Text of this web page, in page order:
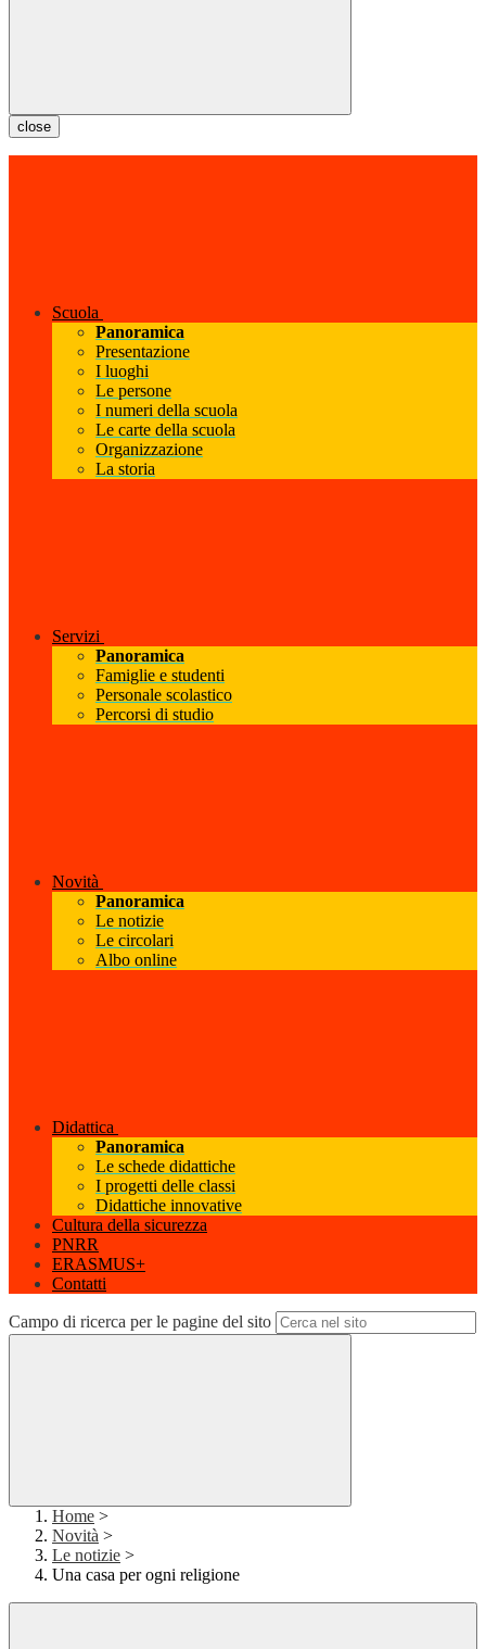
close
Scuola
Panoramica
Presentazione
I luoghi
Le persone
I numeri della scuola
Le carte della scuola
Organizzazione
La storia
Servizi
Panoramica
Famiglie e studenti
Personale scolastico
Percorsi di studio
Novità
Panoramica
Le notizie
Le circolari
Albo online
Didattica
Panoramica
Le schede didattiche
I progetti delle classi
Didattiche innovative
Cultura della sicurezza
PNRR
ERASMUS+
Contatti
Campo di ricerca per le pagine del sito
Home >
Novità >
Le notizie >
Una casa per ogni religione